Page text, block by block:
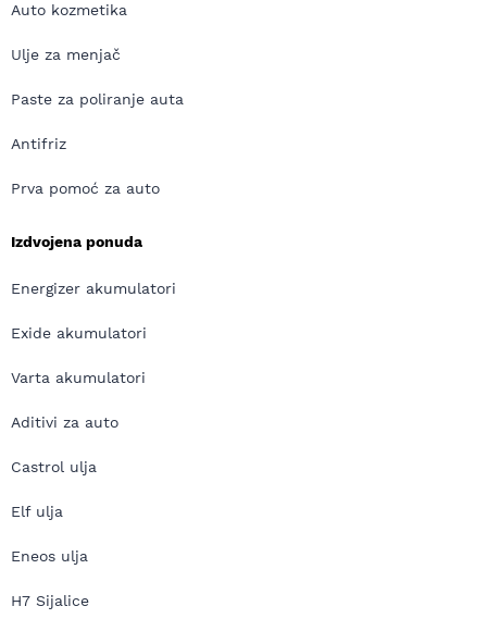
Auto kozmetika
Ulje za menjač
Paste za poliranje auta
Antifriz
Prva pomoć za auto
Izdvojena ponuda
Energizer akumulatori
Exide akumulatori
Varta akumulatori
Aditivi za auto
Castrol ulja
Elf ulja
Eneos ulja
H7 Sijalice